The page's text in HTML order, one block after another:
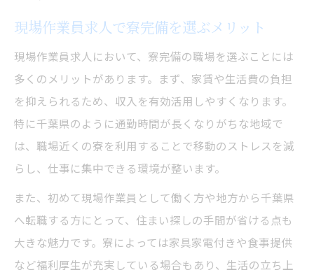
現場作業員求人で寮完備を選ぶメリット
現場作業員求人において、寮完備の職場を選ぶことには
多くのメリットがあります。まず、家賃や生活費の負担
を抑えられるため、収入を有効活用しやすくなります。
特に千葉県のように通勤時間が長くなりがちな地域で
は、職場近くの寮を利用することで移動のストレスを減
らし、仕事に集中できる環境が整います。
また、初めて現場作業員として働く方や地方から千葉県
へ転職する方にとって、住まい探しの手間が省ける点も
大きな魅力です。寮によっては家具家電付きや食事提供
など福利厚生が充実している場合もあり、生活の立ち上